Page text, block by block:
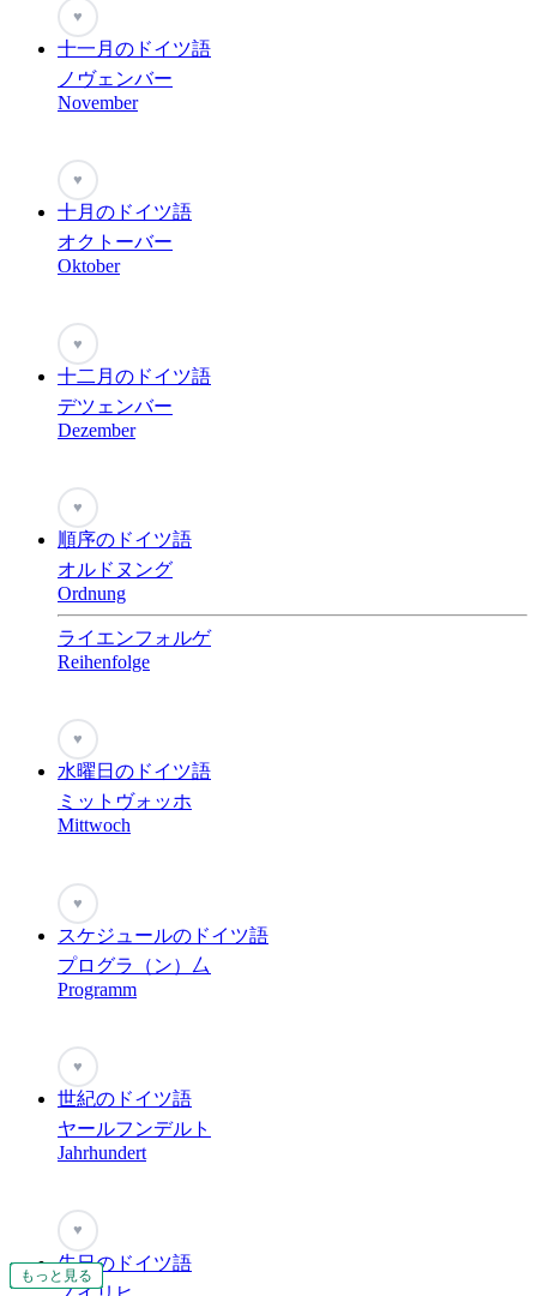
もっと見る
もっと見る
もっと見る
もっと見る
もっと見る
もっと見る
もっと見る
もっと見る
もっと見る
もっと見る
もっと見る
もっと見る
もっと見る
もっと見る
もっと見る
もっと見る
もっと見る
♥
十一月のドイツ語
ノヴェンバー
November
♥
十月のドイツ語
オクトーバー
Oktober
♥
十二月のドイツ語
デツェンバー
Dezember
♥
順序のドイツ語
オルドヌング
Ordnung
ライエンフォルゲ
Reihenfolge
♥
水曜日のドイツ語
ミットヴォッホ
Mittwoch
♥
スケジュールのドイツ語
プログラ（ン）厶
Programm
♥
世紀のドイツ語
ヤールフンデルト
Jahrhundert
もっと見る
♥
先日のドイツ語
もっと見る
もっと見る
もっと見る
もっと見る
もっと見る
もっと見る
もっと見る
もっと見る